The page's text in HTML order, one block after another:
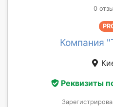
0
Компания
Реквизиты